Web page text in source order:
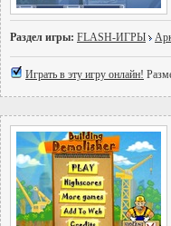
Раздел игры: FLASH-ИГРЫ
Играть в эту игру онлайн!